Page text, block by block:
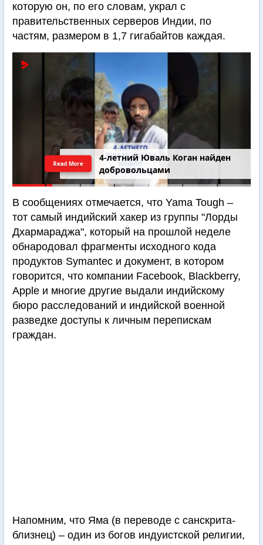
которую он, по его словам, украл с
правительственных серверов Индии, по
частям, размером в 1,7 гигабайтов каждая.
4-летний Юваль Коган найден
добровольцами
Read More
В сообщениях отмечается, что Yama Tough –
тот самый индийский хакер из группы "Лорды
Дхармараджа", который на прошлой неделе
обнародовал фрагменты исходного кода
продуктов Symantec и документ, в котором
говорится, что компании Facebook, Blackberry,
Apple и многие другие выдали индийскому
бюро расследований и индийской военной
разведке доступы к личным перепискам
граждан.
Напомним, что Яма (в переводе с санскрита-
близнец) – один из богов индуистской религии,